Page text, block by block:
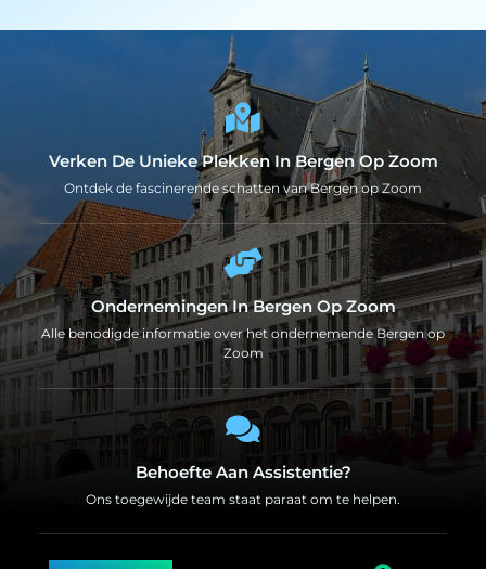
Verken De Unieke Plekken In Bergen Op Zoom
Ontdek de fascinerende schatten van Bergen op Zoom
Ondernemingen In Bergen Op Zoom
Alle benodigde informatie over het ondernemende Bergen op
Zoom
Behoefte Aan Assistentie?
Ons toegewijde team staat paraat om te helpen.